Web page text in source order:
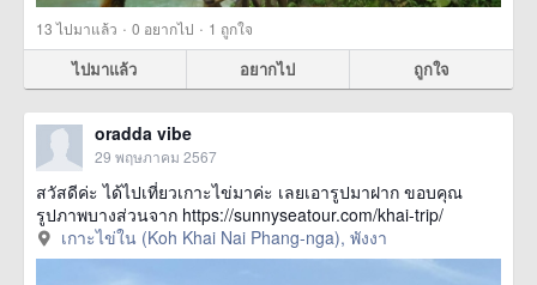
13ไปมาแล้ว · 0 อยากไป · 1 ถูกใจ
ไปมาแล้ว อยากไป ถูกใจ
oradda vibe
29 พฤษภาคม 2567
สวัสดีค่ะ ได้ไปเที่ยวเกาะไข่มาค่ะ เลยเอารูปมาฝาก ขอบคุณ
รูปภาพบางส่วนจาก https://sunnyseatour.com/khai-trip/
เกาะไข่ใน (Koh Khai Nai Phang-nga), พังงา